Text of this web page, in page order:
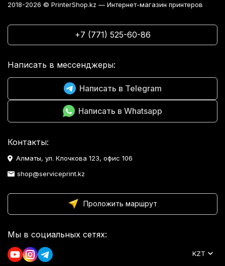
2018-2026 © PrinterShop.kz — Интернет-магазин принтеров
+7 (771) 525-60-86
Написать в мессенджеры:
Написать в Telegram
Написать в Whatsapp
Контакты:
Алматы, ул. Клочкова 123, офис 106
shop@serviceprint.kz
Проложить маршрут
Мы в социальных сетях:
KZT